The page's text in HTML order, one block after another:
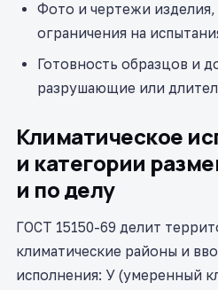
Фото и чертежи изделия,
ограничения на
Готовность образцов и
разрушающие или
Климатическое
и категории
и по делу
ГОСТ 15150-69 делит
климатические районы и
исполнения: У (умеренный